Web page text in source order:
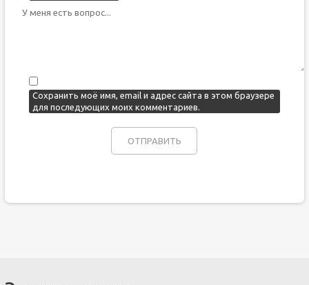
Сохранить моё имя, email и адрес сайта в этом браузере
для последующих моих комментариев.